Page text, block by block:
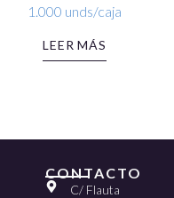
1.000 unds/caja
LEER MÁS
CONTACTO
C/ Flauta